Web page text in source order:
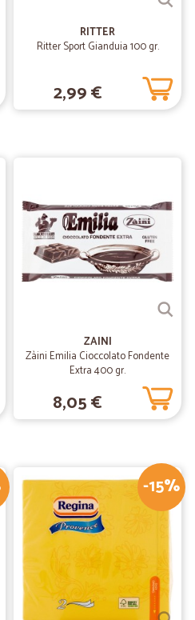
18/04/2019
norma
piccoli!
RITTER
Ritter Sport Gianduia 100 gr.
2,99 €
ZAINI
Zàini Emilia Cioccolato Fondente
Extra 400 gr.
8,05 €
-15%